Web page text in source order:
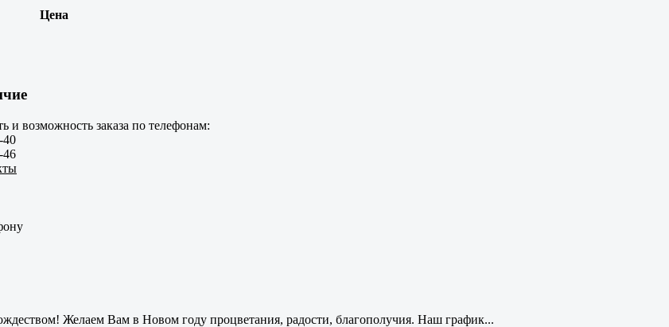
Цена
и возможность заказа по телефонам:
40
46
Желаем Вам в Новом году процветания, радости, благополучия. Наш график...